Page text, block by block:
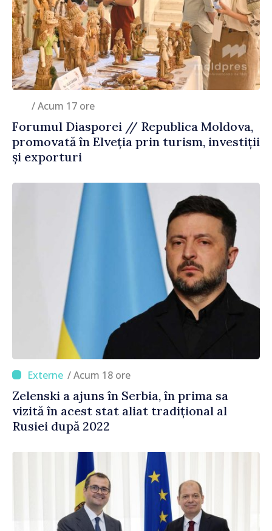
/ Acum 17 ore
Forumul Diasporei // Republica Moldova,
promovată în Elveția prin turism, investiții
și exporturi
/ Acum 18 ore
Zelenski a ajuns în Serbia, în prima sa
vizită în acest stat aliat tradițional al
Rusiei după 2022